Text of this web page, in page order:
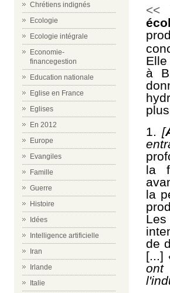
Chrétiens indignés
Ecologie
Ecologie intégrale
Economie-
financegestion
Education nationale
Eglise en France
Eglises
En 2012
Europe
Evangiles
Famille
Guerre
Histoire
Idées
Intelligence artificielle
Iran
Irlande
Italie
<<
à
1.[
la
la
de
[...]
ont